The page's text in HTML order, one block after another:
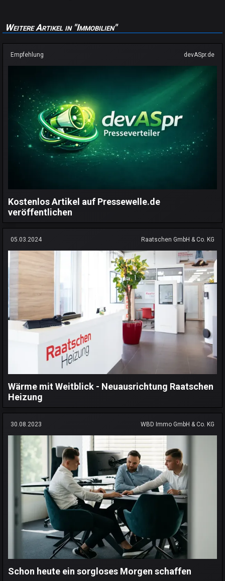
Weitere Artikel in "Immobilien"
Empfehlung devASpr.de
Kostenlos Artikel auf Pressewelle.de
veröffentlichen
05.03.2024 Raatschen GmbH & Co. KG
Wärme mit Weitblick - Neuausrichtung Raatschen
Heizung
30.08.2023 WBD Immo GmbH & Co. KG
Schon heute ein sorgloses Morgen schaffen